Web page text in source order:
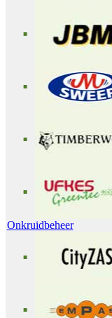
Onkruidbeheer